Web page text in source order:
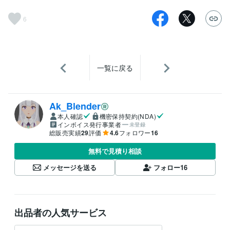
6
一覧に戻る
Ak_Blender
本人確認
機密保持契約(NDA)
インボイス発行事業者
未登録
総販売実績29評価 4.6フォロワー16
無料で見積り相談
メッセージを送る
フォロー16
出品者の人気サービス